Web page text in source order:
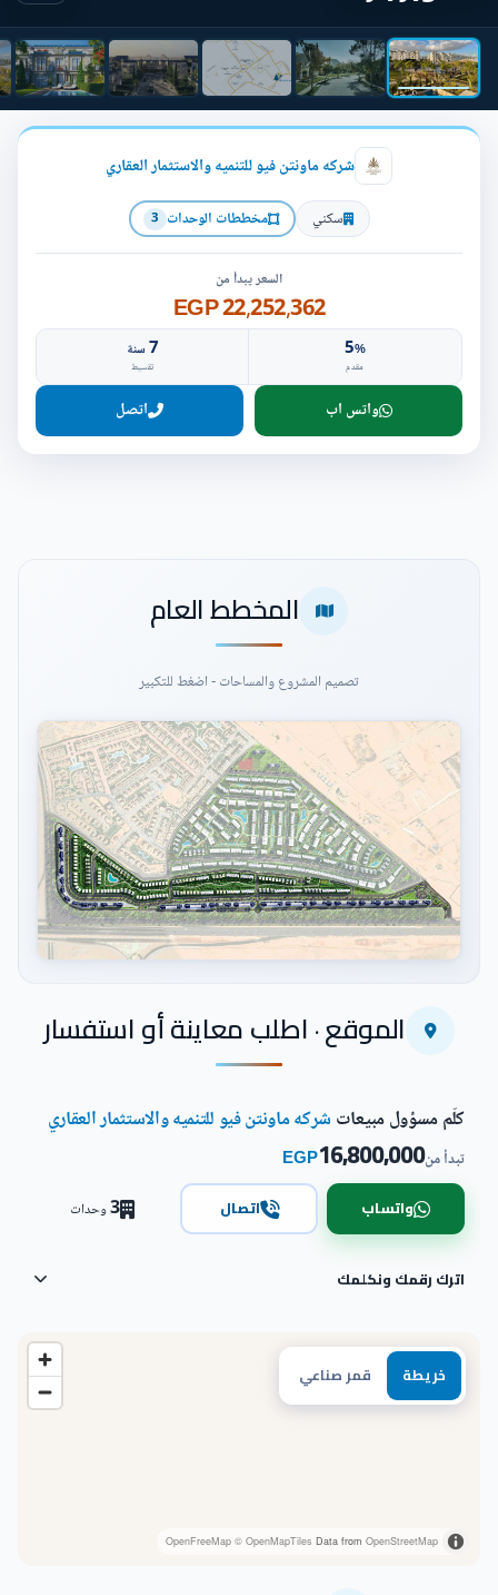
شركه ماونتن فيو للتنميه والاستثمار العقاري
سكني مخططات الوحدات 3
السعر يبدأ من
22,252,362 EGP
5%
مقدم
7سنة
تقسيط
واتس اب اتصل
المخطط العام
تصميم المشروع والمساحات - اضغط للتكبير
اضغط للتكبيرالموقع · اطلب معاينة أو استفسار
خريطة قمر صناعي
OpenFreeMap © OpenMapTiles Data from OpenStreetMap
كلّم مسؤول مبيعات شركه ماونتن فيو للتنميه والاستثمار العقاري
تبدأ من16,800,000
EGP
واتساب اتصال 3وحدات
اترك رقمك ونكلمك